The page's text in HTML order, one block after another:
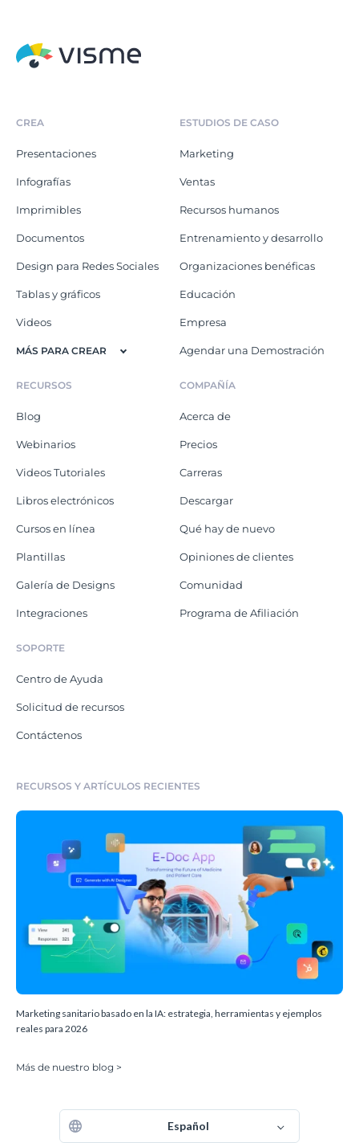
CREA
Presentaciones
Infografías
Imprimibles
Documentos
Design para Redes Sociales
Tablas y gráficos
Videos
MÁS PARA CREAR
ESTUDIOS DE CASO
Marketing
Ventas
Recursos humanos
Entrenamiento y desarrollo
Organizaciones benéficas
Educación
Empresa
Agendar una Demostración
RECURSOS
Blog
Webinarios
Videos Tutoriales
Libros electrónicos
Cursos en línea
Plantillas
Galería de Designs
Integraciones
COMPAÑÍA
Acerca de
Precios
Carreras
Descargar
Qué hay de nuevo
Opiniones de clientes
Comunidad
Programa de Afiliación
SOPORTE
Centro de Ayuda
Solicitud de recursos
Contáctenos
RECURSOS Y ARTÍCULOS RECIENTES
Marketing sanitario basado en la IA: estrategia, herramientas y ejemplos
reales para 2026
Más de nuestro blog >
Español